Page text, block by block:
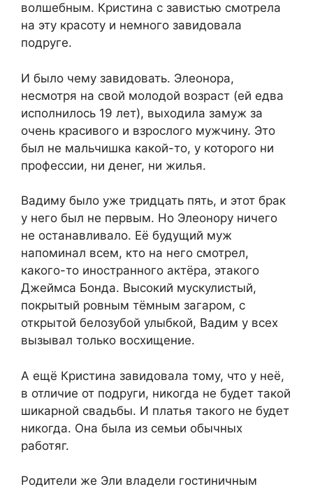
волшебным. Кристина с завистью смотрела
на эту красоту и немного завидовала
подруге.
И было чему завидовать. Элеонора,
несмотря на свой молодой возраст (ей едва
исполнилось 19 лет), выходила замуж за
очень красивого и взрослого мужчину. Это
был не мальчишка какой-то, у которого ни
профессии, ни денег, ни жилья.
Вадиму было уже тридцать пять, и этот брак
у него был не первым. Но Элеонору ничего
не останавливало. Её будущий муж
напоминал всем, кто на него смотрел,
какого-то иностранного актёра, этакого
Джеймса Бонда. Высокий мускулистый,
покрытый ровным тёмным загаром, с
открытой белозубой улыбкой, Вадим у всех
вызывал только восхищение.
А ещё Кристина завидовала тому, что у неё,
в отличие от подруги, никогда не будет такой
шикарной свадьбы. И платья такого не будет
никогда. Она была из семьи обычных
работяг.
Родители же Эли владели гостиничным